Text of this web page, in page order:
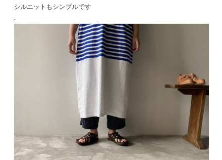
シルエットもシンプルです
.